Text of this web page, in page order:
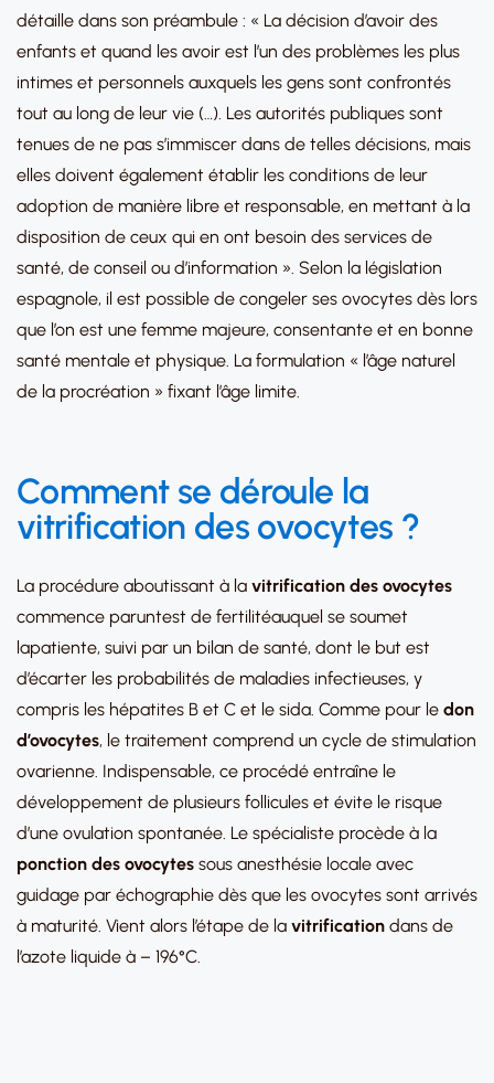
détaille dans son préambule : « La décision d’avoir des
enfants et quand les avoir est l’un des problèmes les plus
intimes et personnels auxquels les gens sont confrontés
tout au long de leur vie (…). Les autorités publiques sont
tenues de ne pas s’immiscer dans de telles décisions, mais
elles doivent également établir les conditions de leur
adoption de manière libre et responsable, en mettant à la
disposition de ceux qui en ont besoin des services de
santé, de conseil ou d’information ». Selon la législation
espagnole, il est possible de congeler ses ovocytes dès lors
que l’on est une femme majeure, consentante et en bonne
santé mentale et physique. La formulation « l’âge naturel
de la procréation » fixant l’âge limite.
Comment se déroule la
vitrification des ovocytes ?
La procédure aboutissant à la vitrification des ovocytes
commence paruntest de fertilitéauquel se soumet
lapatiente, suivi par un bilan de santé, dont le but est
d’écarter les probabilités de maladies infectieuses, y
compris les hépatites B et C et le sida. Comme pour le don
d’ovocytes, le traitement comprend un cycle de stimulation
ovarienne. Indispensable, ce procédé entraîne le
développement de plusieurs follicules et évite le risque
d’une ovulation spontanée. Le spécialiste procède à la
ponction des ovocytes sous anesthésie locale avec
guidage par échographie dès que les ovocytes sont arrivés
à maturité. Vient alors l’étape de la vitrification dans de
l’azote liquide à – 196°C.